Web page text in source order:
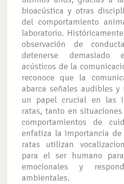
bioacústica y otras
del comportamiento
laboratorio.
observación de
detenerse demasiado
acústicos de la
reconoce que la
abarca señales audibles y
un papel crucial en las
ratas, tanto en
comportamientos de
enfatiza la importancia de
ratas utilizan
para el ser humano
emocionales y
ambientales.